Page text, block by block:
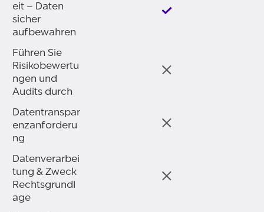
eit – Daten
sicher
aufbewahren
Führen Sie
Risikobewertu
ngen und
Audits durch
Datentranspar
enzanforderu
ng
Datenverarbei
tung & Zweck
Rechtsgrundl
age